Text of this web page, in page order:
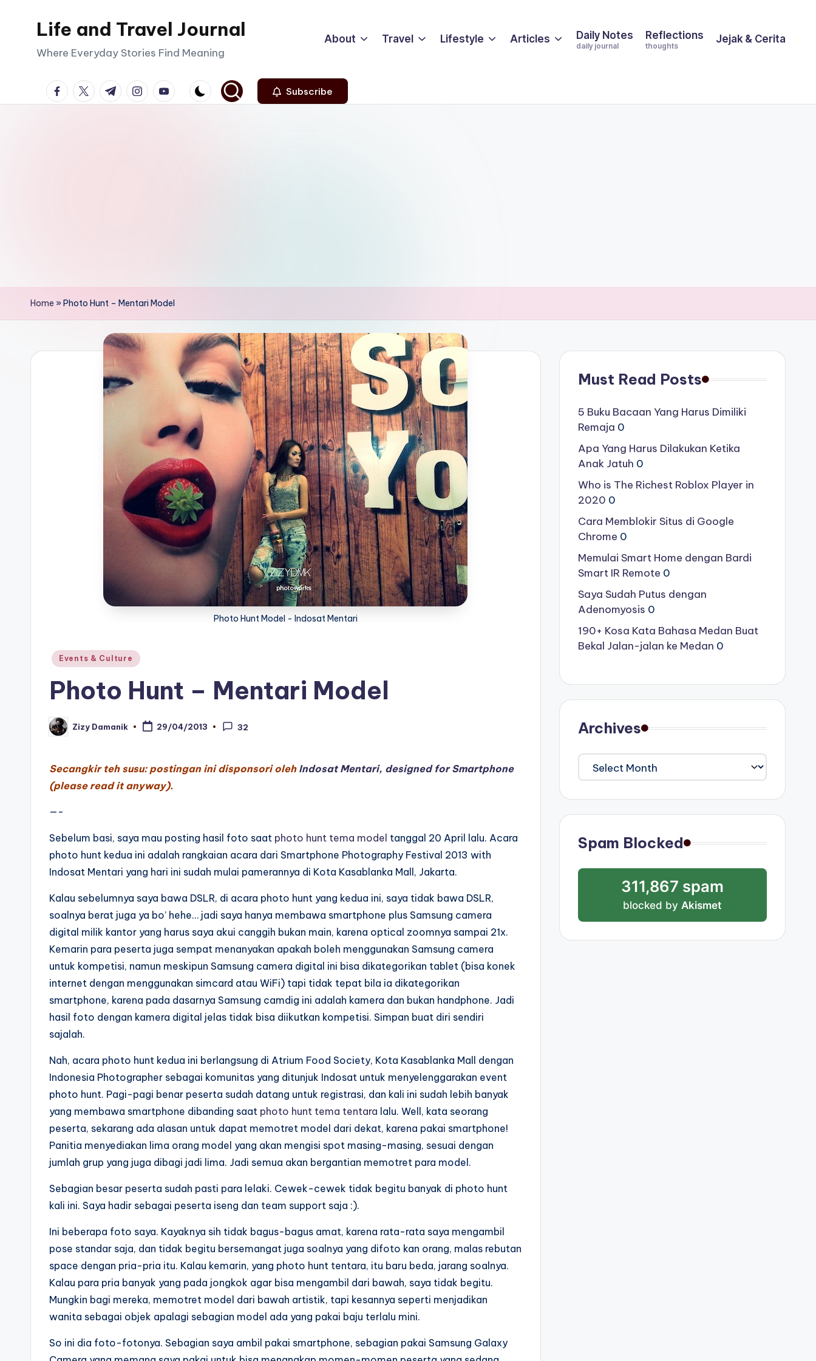
Life and Travel Journal
Where Everyday Stories Find Meaning
About Travel Lifestyle Articles Daily Notes
daily journal
Reflections
thoughts
Jejak & Cerita
facebook.com
twitter.com
t.me instagram.com
youtube.com Subscribe
Home »Photo Hunt – Mentari Model
Photo Hunt Model - Indosat Mentari
Posted
Events & Culture
Photo Hunt – Mentari Model
Posted
by
Zizy Damanik 29/04/2013 32
Secangkir teh susu: postingan ini disponsori oleh Indosat Mentari, designed for Smartphone
(please read it anyway).
—-
Sebelum basi, saya mau posting hasil foto saat photo hunt tema model tanggal 20 April lalu. Acara
photo hunt kedua ini adalah rangkaian acara dari Smartphone Photography Festival 2013 with
Indosat Mentari yang hari ini sudah mulai pamerannya di Kota Kasablanka Mall, Jakarta.
Kalau sebelumnya saya bawa DSLR, di acara photo hunt yang kedua ini, saya tidak bawa DSLR,
soalnya berat juga ya bo’ hehe… jadi saya hanya membawa smartphone plus Samsung camera
digital milik kantor yang harus saya akui canggih bukan main, karena optical zoomnya sampai 21x.
Kemarin para peserta juga sempat menanyakan apakah boleh menggunakan Samsung camera
untuk kompetisi, namun meskipun Samsung camera digital ini bisa dikategorikan tablet (bisa konek
internet dengan menggunakan simcard atau WiFi) tapi tidak tepat bila ia dikategorikan
smartphone, karena pada dasarnya Samsung camdig ini adalah kamera dan bukan handphone. Jadi
hasil foto dengan kamera digital jelas tidak bisa diikutkan kompetisi. Simpan buat diri sendiri
sajalah.
Nah, acara photo hunt kedua ini berlangsung di Atrium Food Society, Kota Kasablanka Mall dengan
Indonesia Photographer sebagai komunitas yang ditunjuk Indosat untuk menyelenggarakan event
photo hunt. Pagi-pagi benar peserta sudah datang untuk registrasi, dan kali ini sudah lebih banyak
yang membawa smartphone dibanding saat photo hunt tema tentara lalu. Well, kata seorang
peserta, sekarang ada alasan untuk dapat memotret model dari dekat, karena pakai smartphone!
Panitia menyediakan lima orang model yang akan mengisi spot masing-masing, sesuai dengan
jumlah grup yang juga dibagi jadi lima. Jadi semua akan bergantian memotret para model.
Sebagian besar peserta sudah pasti para lelaki. Cewek-cewek tidak begitu banyak di photo hunt
kali ini. Saya hadir sebagai peserta iseng dan team support saja :).
Ini beberapa foto saya. Kayaknya sih tidak bagus-bagus amat, karena rata-rata saya mengambil
pose standar saja, dan tidak begitu bersemangat juga soalnya yang difoto kan orang, malas rebutan
space dengan pria-pria itu. Kalau kemarin, yang photo hunt tentara, itu baru beda, jarang soalnya.
Kalau para pria banyak yang pada jongkok agar bisa mengambil dari bawah, saya tidak begitu.
Mungkin bagi mereka, memotret model dari bawah artistik, tapi kesannya seperti menjadikan
wanita sebagai objek apalagi sebagian model ada yang pakai baju terlalu mini.
So ini dia foto-fotonya. Sebagian saya ambil pakai smartphone, sebagian pakai Samsung Galaxy
Must Read Posts
5 Buku Bacaan Yang Harus Dimiliki
Remaja 0
Apa Yang Harus Dilakukan Ketika
Anak Jatuh 0
Who is The Richest Roblox Player in
2020 0
Cara Memblokir Situs di Google
Chrome 0
Memulai Smart Home dengan Bardi
Smart IR Remote 0
Saya Sudah Putus dengan
Adenomyosis 0
190+ Kosa Kata Bahasa Medan Buat
Bekal Jalan-jalan ke Medan 0
Archives
Archives
Spam Blocked
311,867 spam
blocked byAkismet